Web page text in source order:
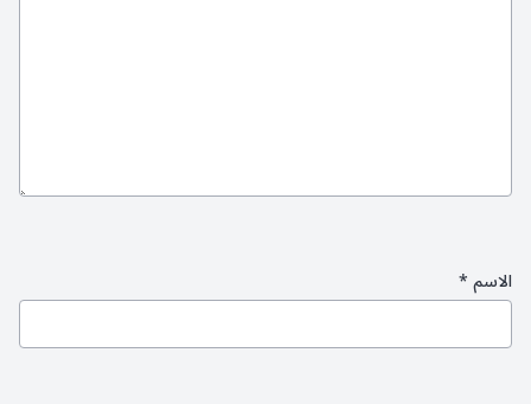
الاسم*